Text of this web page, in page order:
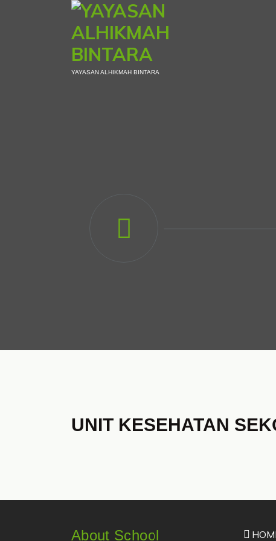
YAYASAN ALHIKMAH BINTARA
UNIT KESEHATAN
About School